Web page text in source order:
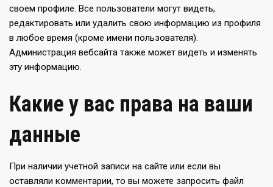
своем профиле. Все пользователи могут видеть,
редактировать или удалить свою информацию из профиля
в любое время (кроме имени пользователя).
Администрация вебсайта также может видеть и изменять
эту информацию.
Какие у вас права на ваши
данные
При наличии учетной записи на сайте или если вы
оставляли комментарии, то вы можете запросить файл